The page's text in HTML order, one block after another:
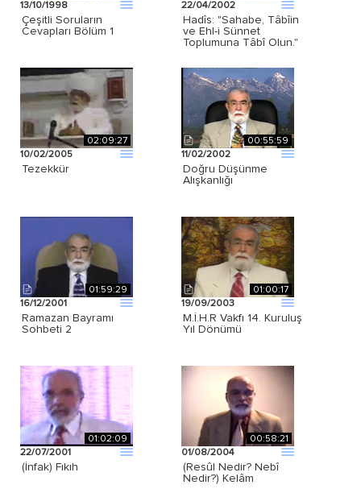
13/10/1998
Çeşitli Soruların
Cevapları Bölüm 1
22/04/2002
Hadîs: "Sahabe, Tâbîin
ve Ehl-i Sünnet
Toplumuna Tâbî Olun."
02:09:27
10/02/2005
Tezekkür
00:55:59
11/02/2002
Doğru Düşünme
Alışkanlığı
01:59:29
16/12/2001
Ramazan Bayramı
Sohbeti 2
01:00:17
19/09/2003
M.İ.H.R Vakfı 14. Kuruluş
Yıl Dönümü
01:02:09
22/07/2001
(İnfak) Fıkıh
00:58:21
01/08/2004
(Resûl Nedir? Nebî
Nedir?) Kelâm